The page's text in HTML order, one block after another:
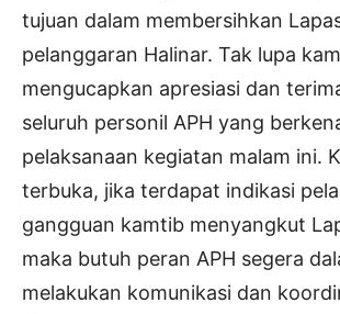
tujuan dalam membersihkan
pelanggaran Halinar. Tak lupa
mengucapkan apresiasi dan
seluruh personil APH yang
pelaksanaan kegiatan malam ini.
terbuka, jika terdapat indikasi
gangguan kamtib menyangkut
maka butuh peran APH segera
melakukan komunikasi dan